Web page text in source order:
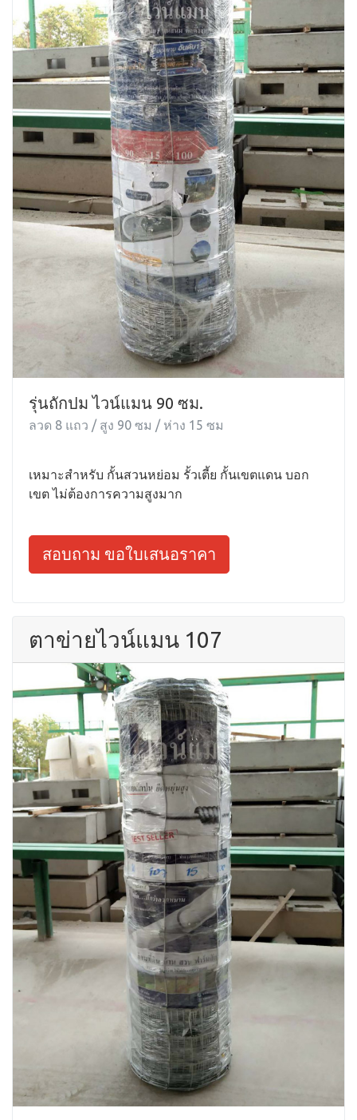
รุ่นถักปม ไวน์แมน 90 ซม.
ลวด 8 แถว / สูง 90 ซม / ห่าง 15 ซม
เหมาะสำหรับ กั้นสวนหย่อม รั้วเตี้ย กั้นเขตแดน บอก
เขต ไม่ต้องการความสูงมาก
สอบถาม ขอใบเสนอราคา
ตาข่ายไวน์แมน 107